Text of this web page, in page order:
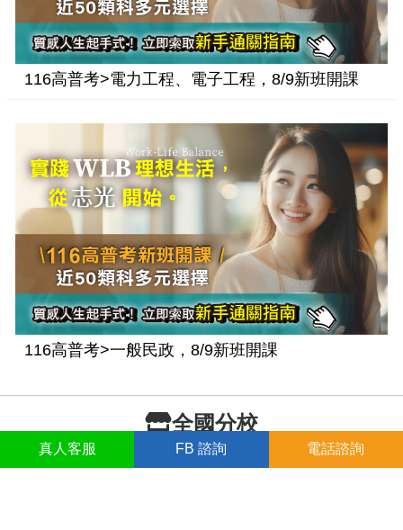
真人 客服 FB 諮詢 電話諮詢
116高普考>電力工程、電子工程，8/9新班開課
116高普考>一般民政，8/9新班開課
全國分校
北部 桃竹苗 中部/金門 嘉南 高屏/澎湖 東部